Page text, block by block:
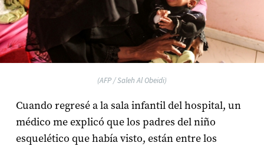
(AFP / Saleh Al Obeidi)
Cuando regresé a la sala infantil del hospital, un
médico me explicó que los padres del niño
esquelético que había visto, están entre los